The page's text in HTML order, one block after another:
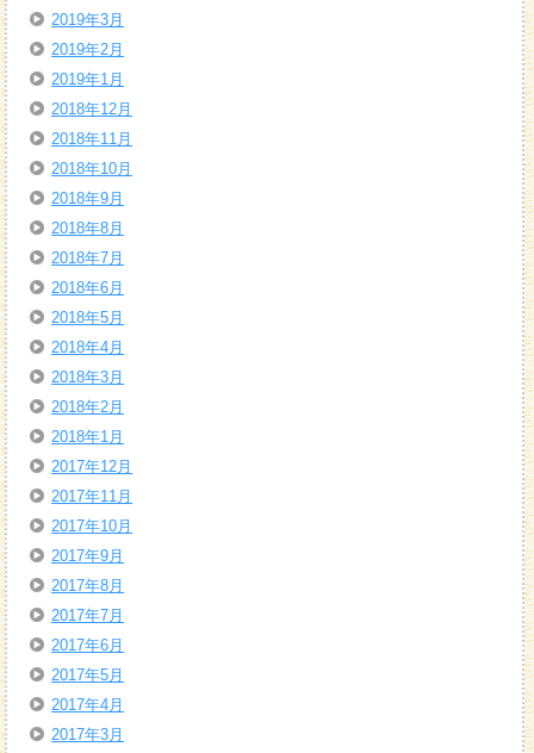
2019年3月
2019年2月
2019年1月
2018年12月
2018年11月
2018年10月
2018年9月
2018年8月
2018年7月
2018年6月
2018年5月
2018年4月
2018年3月
2018年2月
2018年1月
2017年12月
2017年11月
2017年10月
2017年9月
2017年8月
2017年7月
2017年6月
2017年5月
2017年4月
2017年3月